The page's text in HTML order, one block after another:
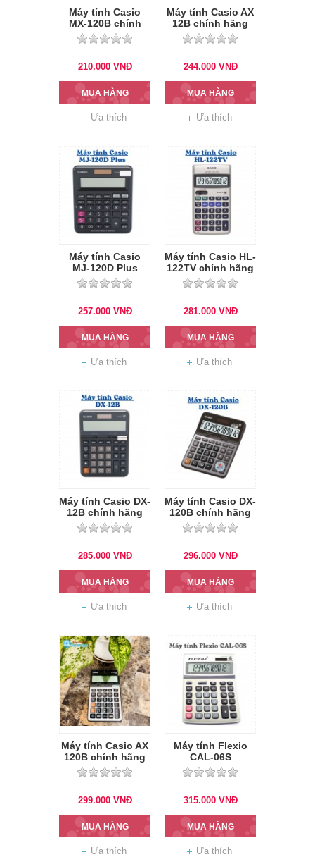
Máy tính Casio
MX-120B chính
hãng
210.000 VNĐ
MUA HÀNG
Ưa thích
Máy tính Casio AX
12B chính hãng
244.000 VNĐ
MUA HÀNG
Ưa thích
Máy tính Casio
MJ-120D Plus
257.000 VNĐ
MUA HÀNG
Ưa thích
Máy tính Casio HL-
122TV chính hãng
281.000 VNĐ
MUA HÀNG
Ưa thích
Máy tính Casio DX-
12B chính hãng
285.000 VNĐ
MUA HÀNG
Ưa thích
Máy tính Casio DX-
120B chính hãng
296.000 VNĐ
MUA HÀNG
Ưa thích
Máy tính Casio AX
120B chính hãng
299.000 VNĐ
MUA HÀNG
Ưa thích
Máy tính Flexio
CAL-06S
315.000 VNĐ
MUA HÀNG
Ưa thích